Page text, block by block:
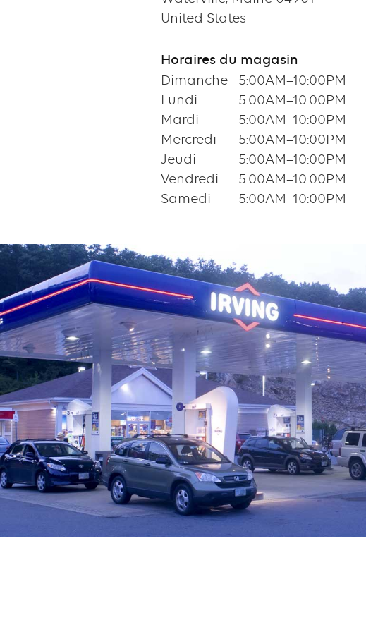
United States
Horaires du magasin
Dimanche
5:00AM–10:00PM
Lundi
5:00AM–10:00PM
Mardi
5:00AM–10:00PM
Mercredi
5:00AM–10:00PM
Jeudi
5:00AM–10:00PM
Vendredi
5:00AM–10:00PM
Samedi
5:00AM–10:00PM